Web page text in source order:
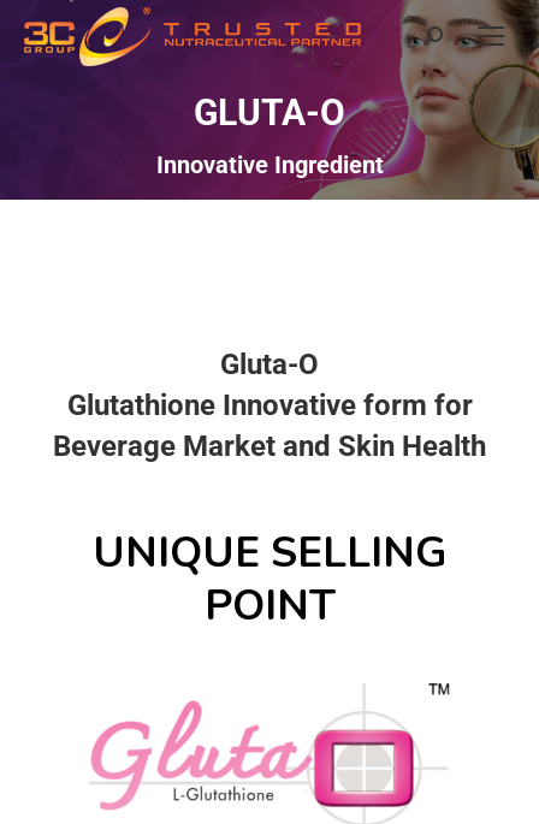
GLUTA-O
Innovative Ingredient
Gluta-O
Glutathione Innovative form for
Beverage Market and Skin Health
UNIQUE SELLING
POINT